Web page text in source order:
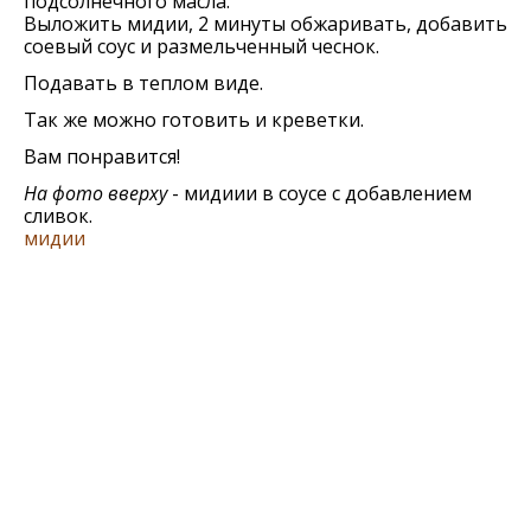
Выложить мидии, 2 минуты обжаривать, добавить
соевый соус и размельченный чеснок.
Подавать в теплом виде.
Так же можно готовить и креветки.
Вам понравится!
На фото вверху- мидиии в соусе с добавлением
сливок.
мидии